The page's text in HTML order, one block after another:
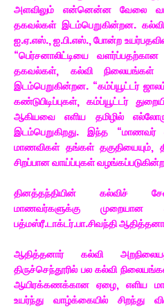
அளவிலும் என்னென்ன வேலை
தகவல்கள் இடம்பெறுகின்றன.
ஐ.ஏ.எஸ்., ஐ.பி.எஸ்., போன்ற
“பெர்சனாலிட்டியை
தகவல்கள், கல்வி
இடம்பெறுகின்றன. “கம்ப்யூட்டர்
கண்டுபிடிப்புகள், கம்ப்யூட்டர்
ஆகியவை எளிய தமிழில்
இடம்பெறுகிறது. இந்த
மாணவிகள் தங்கள் தகுதியையும்,
சிறப்பான வாய்ப்புகள்
தினத்தந்தியின் கல்விச்
மாணவர்களுக்கு
பத்மஸ்ரீ.டாக்டர்.பா.சிவந்தி
ஆதித்தனார் கல்வி
திருச்செந்தூரில் பல கல்வி
ஆயிரக்கணக்கான ஏழை, எளிய
உயர்ந்து வாழ்க்கையில் சிறந்து